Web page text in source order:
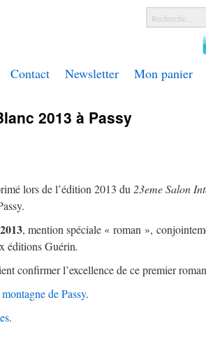
Contact Newsletter Mon panier
2013 à Passy
lors de l’édition 2013 du 23eme Salon
, mention spéciale « roman »,
éditions Guérin.
confirmer l’excellence de ce premier
de Passy.
.